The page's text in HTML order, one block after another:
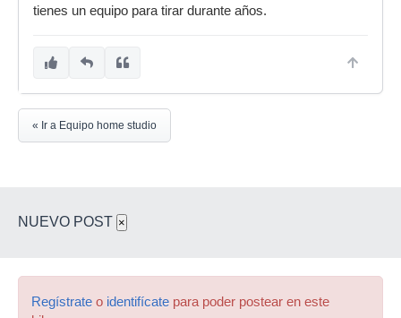
tienes un equipo para tirar durante años.
« Ir a Equipo home studio
NUEVO POST ×
Regístrate o identifícate para poder postear en este